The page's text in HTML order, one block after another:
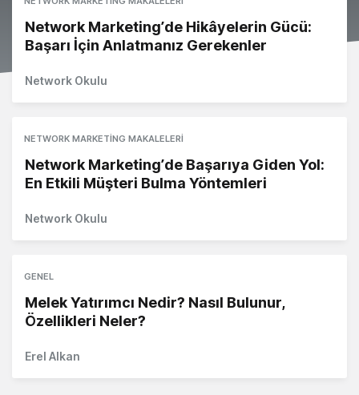
Network Marketing’de Hikâyelerin Gücü:
Başarı İçin Anlatmanız Gerekenler
Network Okulu
NETWORK MARKETING MAKALELERI
Network Marketing’de Başarıya Giden Yol:
En Etkili Müşteri Bulma Yöntemleri
Network Okulu
GENEL
Melek Yatırımcı Nedir? Nasıl Bulunur,
Özellikleri Neler?
Erel Alkan